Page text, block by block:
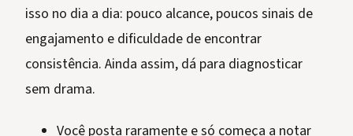
isso no dia a dia: pouco alcance, poucos sinais de
engajamento e dificuldade de encontrar
consistência. Ainda assim, dá para diagnosticar
sem drama.
Você posta raramente e só começa a notar